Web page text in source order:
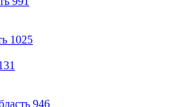
1025
946